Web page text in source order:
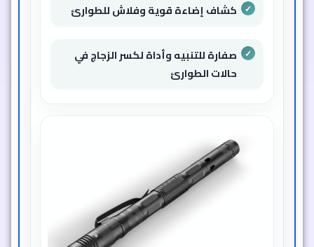
كشاف إضاءة قوية وفلاش للطوارئ
صفارة للتنبيه وأداة لكسر الزجاج في
حالات الطوارئ